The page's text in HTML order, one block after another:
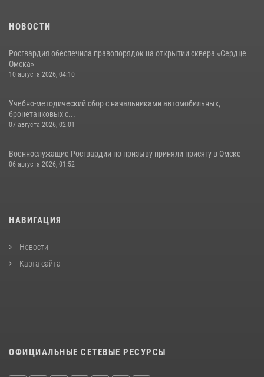
НОВОСТИ
Росгвардия обеспечила правопорядок на открытии сквера «Сердце
Омска»
10 августа 2026, 04:10
Учебно-методический сбор с начальниками автомобильных,
бронетанковых с...
07 августа 2026, 02:01
Военнослужащие Росгвардии по призыву приняли присягу в Омске
06 августа 2026, 01:52
НАВИГАЦИЯ
Новости
Карта сайта
ОФИЦИАЛЬНЫЕ СЕТЕВЫЕ РЕСУРСЫ